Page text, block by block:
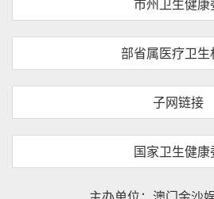
市州卫生健康
部省属医疗卫生
子网链接
国家卫生健康